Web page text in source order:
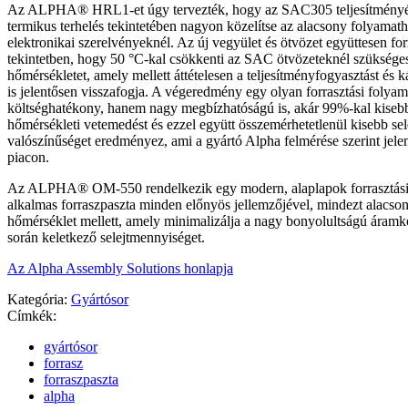
Az ALPHA® HRL1-et úgy tervezték, hogy az SAC305
termikus terhelés tekintetében nagyon közelítse az alacsony
elektronikai szerelvényeknél. Az új vegyület és ötvözet együttesen
tekintetben, hogy 50 °C-kal csökkenti az SAC ötvözeteknél
hőmérsékletet, amely mellett áttételesen a teljesítményfogyasztást és
is jelentősen visszafogja. A végeredmény egy olyan forrasztási
költséghatékony, hanem nagy megbízhatóságú is, akár 99%-kal
hőmérsékleti vetemedést és ezzel együtt összemérhetetlenül kisebb
valószínűséget eredményez, ami a gyártó Alpha felmérése szerint
piacon.
Az ALPHA® OM-550 rendelkezik egy modern, alaplapok
alkalmas forraszpaszta minden előnyös jellemzőjével, mindezt
hőmérséklet mellett, amely minimalizálja a nagy bonyolultságú
során keletkező selejtmennyiséget.
Az Alpha Assembly Solutions honlapja
Kategória: Gyártósor
Címkék:
gyártósor
forrasz
forraszpaszta
alpha